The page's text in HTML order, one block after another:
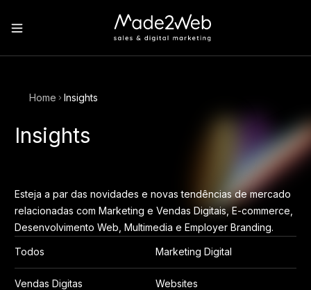
Home Insights
Insights
Esteja a par das novidades e novas tendências de mercado
relacionadas com Marketing e Vendas Digitais, E-commerce,
Desenvolvimento Web, Multimedia e Employer Branding.
Todos Marketing Digital
Vendas Digitas Websites